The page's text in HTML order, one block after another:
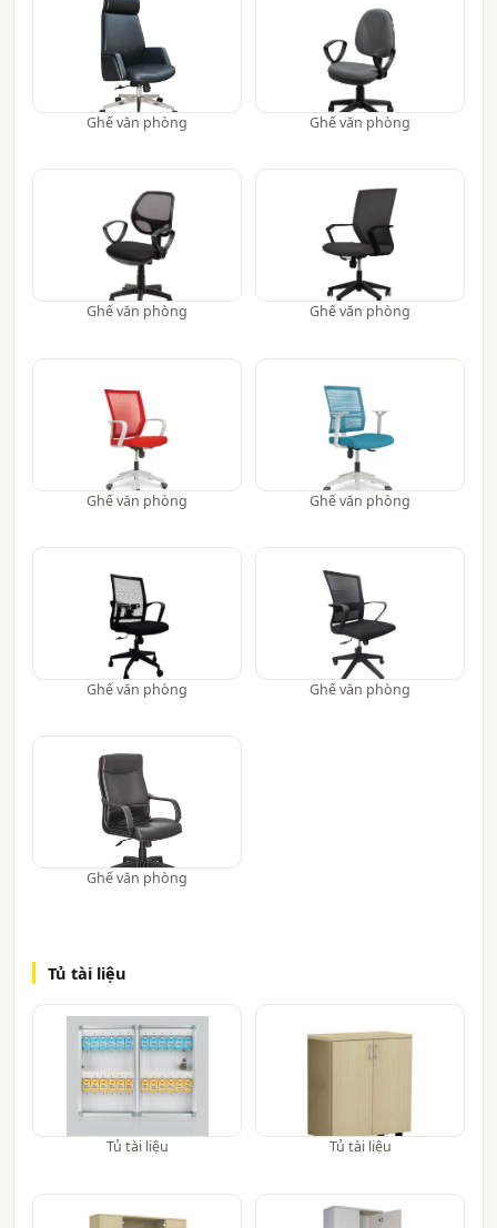
Ghế văn phòng Ghế văn phòng
Ghế văn phòng Ghế văn phòng
Ghế văn phòng Ghế văn phòng
Ghế văn phòng Ghế văn phòng
Ghế văn phòng
Tủ tài liệu
Tủ tài liệu Tủ tài liệu